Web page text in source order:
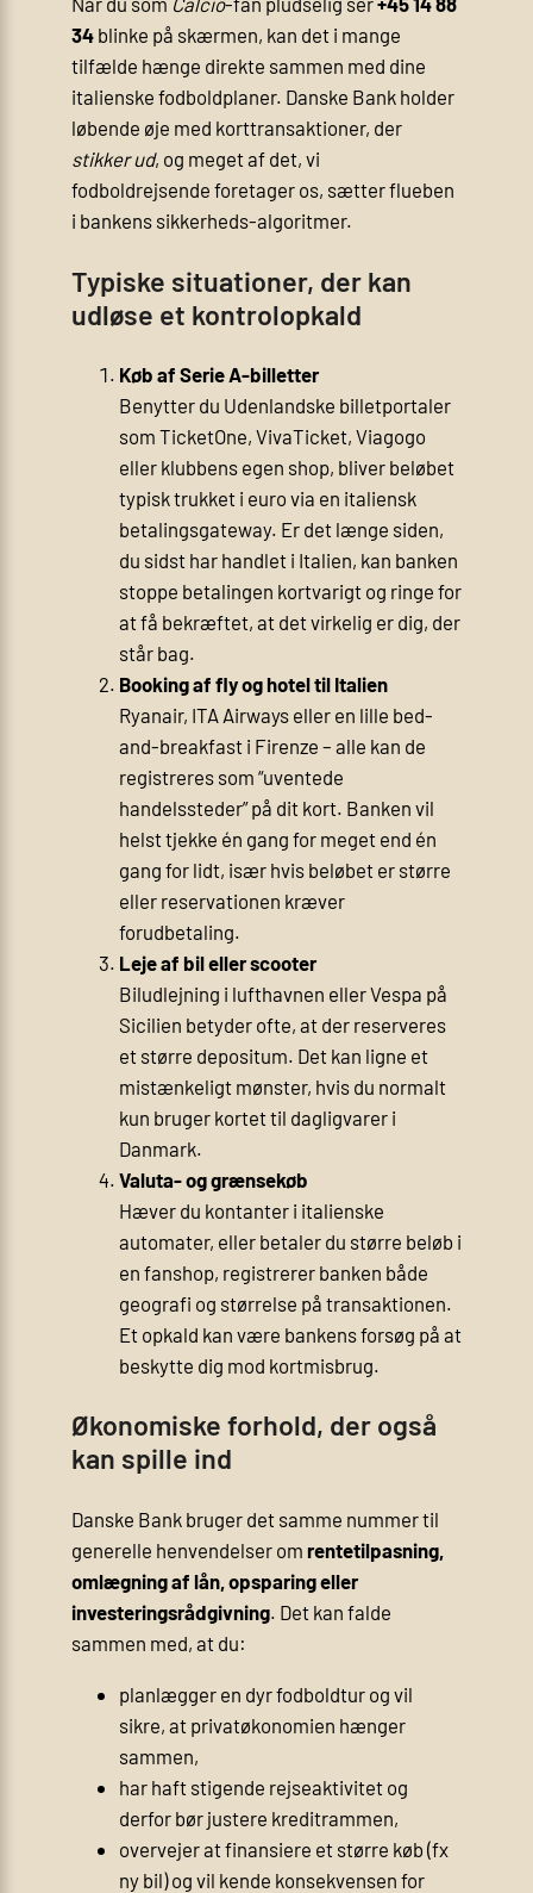
34blinke på skærmen, kan det i mange
tilfælde hænge direkte sammen med dine
italienske fodboldplaner. Danske Bank holder
løbende øje med korttransaktioner, der
stikker ud, og meget af det, vi
fodboldrejsende foretager os, sætter flueben
i bankens sikkerheds-algoritmer.
Typiske situationer, der kan
udløse et kontrolopkald
Køb af Serie A-billetter
Benytter du Udenlandske billetportaler
som TicketOne, VivaTicket, Viagogo
eller klubbens egen shop, bliver beløbet
typisk trukket i euro via en italiensk
betalingsgateway. Er det længe siden,
du sidst har handlet i Italien, kan banken
stoppe betalingen kortvarigt og ringe for
at få bekræftet, at det virkelig er dig, der
står bag.
Booking af fly og hotel til Italien
Ryanair, ITA Airways eller en lille bed-
and-breakfast i Firenze – alle kan de
registreres som “uventede
handelssteder” på dit kort. Banken vil
helst tjekke én gang for meget end én
gang for lidt, især hvis beløbet er større
eller reservationen kræver
forudbetaling.
Leje af bil eller scooter
Biludlejning i lufthavnen eller Vespa på
Sicilien betyder ofte, at der reserveres
et større depositum. Det kan ligne et
mistænkeligt mønster, hvis du normalt
kun bruger kortet til dagligvarer i
Danmark.
Valuta- og grænsekøb
Hæver du kontanter i italienske
automater, eller betaler du større beløb i
en fanshop, registrerer banken både
geografi og størrelse på transaktionen.
Et opkald kan være bankens forsøg på at
beskytte dig mod kortmisbrug.
Økonomiske forhold, der også
kan spille ind
Danske Bank bruger det samme nummer til
generelle henvendelser om rentetilpasning,
omlægning af lån, opsparing eller
investeringsrådgivning. Det kan falde
sammen med, at du:
planlægger en dyr fodboldtur og vil
sikre, at privatøkonomien hænger
sammen,
har haft stigende rejseaktivitet og
derfor bør justere kreditrammen,
overvejer at finansiere et større køb (fx
ny bil) og vil kende konsekvensen for